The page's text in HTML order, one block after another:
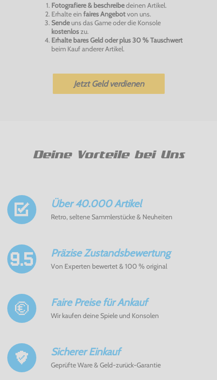
Fotografiere & beschreibedeinen Artikel.
Erhalte ein faires Angebotvon uns.
Sendeuns das Game oder die Konsole
kostenloszu.
Erhalte bares Geld oder plus 30 % Tauschwert
beim Kauf anderer Artikel.
Jetzt Geld verdienen
Deine Vorteile bei Uns
Über 40.000 Artikel
Retro, seltene Sammlerstücke & Neuheiten
Präzise Zustandsbewertung
Von Experten bewertet & 100 % original
Faire Preise für Ankauf
Wir kaufen deine Spiele und Konsolen
Sicherer Einkauf
Geprüfte Ware & Geld-zurück-Garantie